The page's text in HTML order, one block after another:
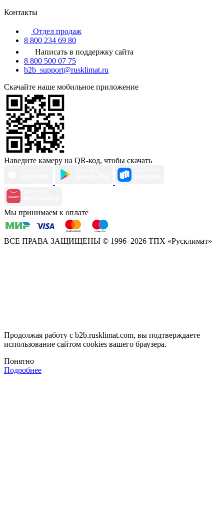
Контакты
Отдел продаж
8 800 234 69 80
Написать в поддержку сайта
8 800 500 07 75
b2b_support@rusklimat.ru
Скачайте наше мобильное приложение
Наведите камеру на QR-код, чтобы скачать
Мы принимаем к оплате
ВСЕ ПРАВА ЗАЩИЩЕНЫ © 1996–2026 ТПХ «Русклимат»
Продолжая работу с b2b.rusklimat.com, вы подтверждаете
использование сайтом cookies вашего браузера.
Понятно
Подробнее